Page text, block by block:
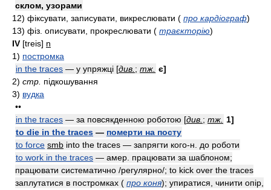
склом, узорами
12) фіксувати, записувати, викреслювати ( про кардіограф)
13) фiз. описувати, прокреслювати ( траєкторію)
IV [treis] n
1) постромка
in the traces — у упряжці [див. ; тж. є]
2) стр. підкошування
3) вудка
••
in the traces — за повсякденною роботою [див. ; тж.
1]
to die in the traces — померти на посту
to force smb into the traces — запрягти кого-н. до роботи
to work in the traces — aмep. працювати за шаблоном;
працювати систематично /регулярно/; to kick over the traces
заплутатися в постромках ( про коня); упиратися, чинити опір,